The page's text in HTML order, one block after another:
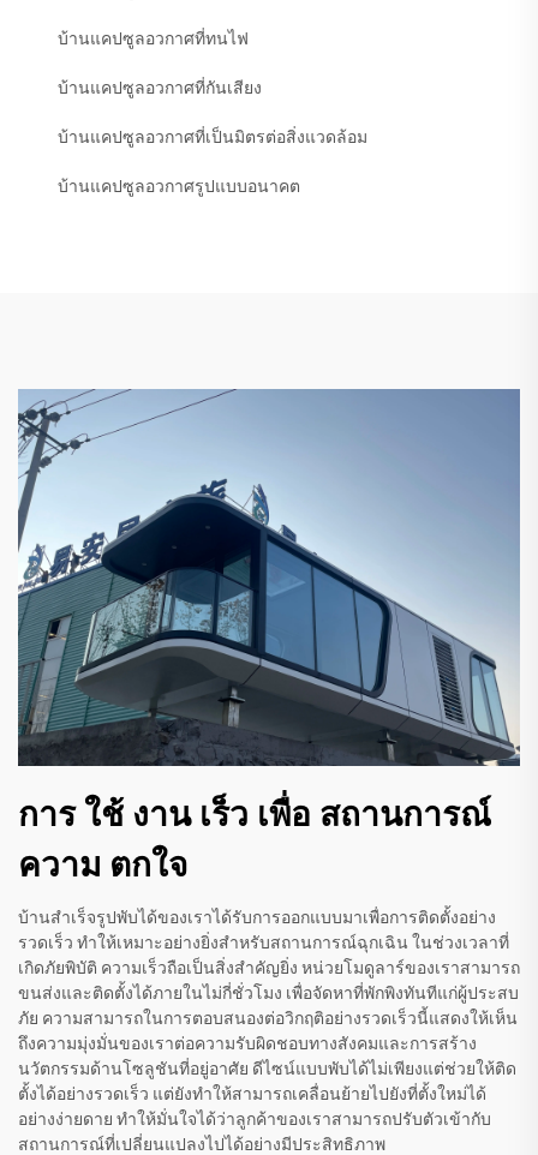
บ้านแคปซูลอวกาศที่ทนไฟ
บ้านแคปซูลอวกาศที่กันเสียง
บ้านแคปซูลอวกาศที่เป็นมิตรต่อสิ่งแวดล้อม
บ้านแคปซูลอวกาศรูปแบบอนาคต
การ ใช้ งาน เร็ว เพื่อ สถานการณ์
ความ ตกใจ
บ้านสำเร็จรูปพับได้ของเราได้รับการออกแบบมาเพื่อการติดตั้งอย่าง
รวดเร็ว ทำให้เหมาะอย่างยิ่งสำหรับสถานการณ์ฉุกเฉิน ในช่วงเวลาที่
เกิดภัยพิบัติ ความเร็วถือเป็นสิ่งสำคัญยิ่ง หน่วยโมดูลาร์ของเราสามารถ
ขนส่งและติดตั้งได้ภายในไม่กี่ชั่วโมง เพื่อจัดหาที่พักพิงทันทีแก่ผู้ประสบ
ภัย ความสามารถในการตอบสนองต่อวิกฤติอย่างรวดเร็วนี้แสดงให้เห็น
ถึงความมุ่งมั่นของเราต่อความรับผิดชอบทางสังคมและการสร้าง
นวัตกรรมด้านโซลูชันที่อยู่อาศัย ดีไซน์แบบพับได้ไม่เพียงแต่ช่วยให้ติด
ตั้งได้อย่างรวดเร็ว แต่ยังทำให้สามารถเคลื่อนย้ายไปยังที่ตั้งใหม่ได้
อย่างง่ายดาย ทำให้มั่นใจได้ว่าลูกค้าของเราสามารถปรับตัวเข้ากับ
สถานการณ์ที่เปลี่ยนแปลงไปได้อย่างมีประสิทธิภาพ